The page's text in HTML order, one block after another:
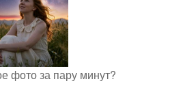
фото за пару минут?